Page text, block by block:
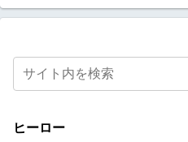
ヒーロー